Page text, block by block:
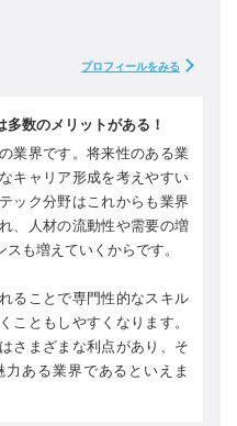
プロフィールをみる
数のメリットがある！
業界です。将来性のある業
キャリア形成を考えやすい
ック分野はこれからも業界
、人材の流動性や需要の増
も増えていくからです。
ることで専門性的なスキル
こともしやすくなります。
さまざまな利点があり、そ
ある業界であるといえま